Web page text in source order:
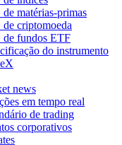
matérias-primas
criptomoeda
de fundos ETF
do instrumento
news
em tempo real
de trading
corporativos